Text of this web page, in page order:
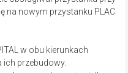
na nowym przystanku PLAC
w obu kierunkach
przebudowy.